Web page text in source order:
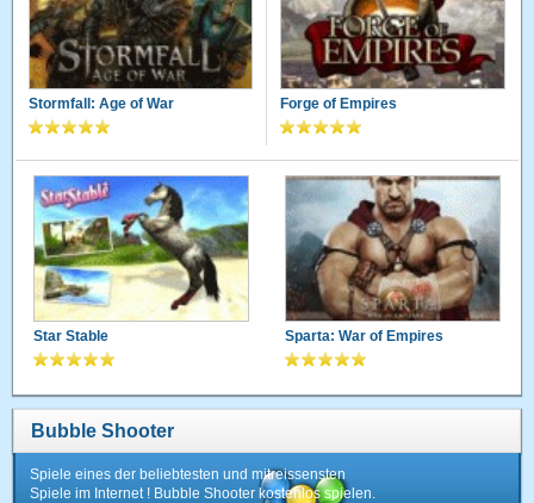
Stormfall: Age of War Forge of Empires
Star Stable Sparta: War of Empires
Bubble Shooter
Spiele eines der beliebtesten und mitreissensten
Spiele im Internet ! Bubble Shooter kostenlos spielen.